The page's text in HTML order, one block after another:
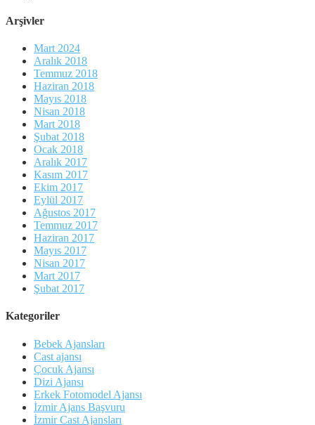
Arşivler
Mart 2024
Aralık 2018
Temmuz 2018
Haziran 2018
Mayıs 2018
Nisan 2018
Mart 2018
Şubat 2018
Ocak 2018
Aralık 2017
Kasım 2017
Ekim 2017
Eylül 2017
Ağustos 2017
Temmuz 2017
Haziran 2017
Mayıs 2017
Nisan 2017
Mart 2017
Şubat 2017
Kategoriler
Bebek Ajansları
Cast ajansı
Çocuk Ajansı
Dizi Ajansı
Erkek Fotomodel Ajansı
İzmir Ajans Başvuru
İzmir Cast Ajansları